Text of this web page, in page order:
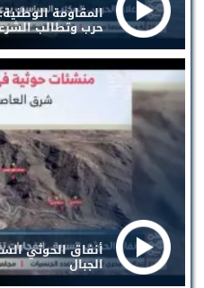
المقاومة
حرب وتطالب
أنفاق الحوثي
الجبال